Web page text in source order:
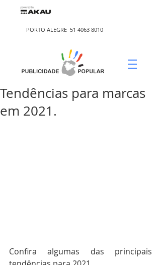
PORTO ALEGRE 51 4063 8010
Tendências para marcas
em 2021.
Confira algumas das principais